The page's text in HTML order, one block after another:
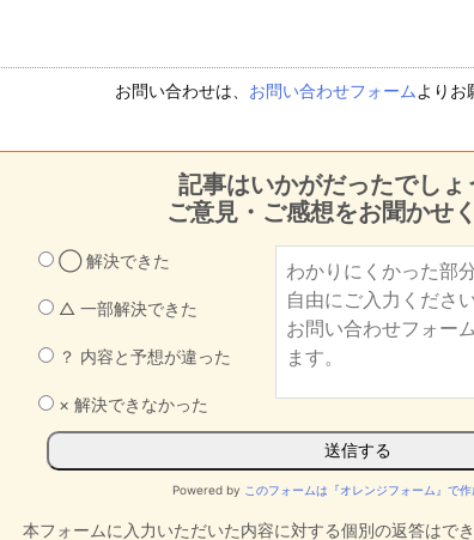
お問い合わせは、 お問い合わせフォーム よりお
記事はいかがだったでしょ
ご意見・ご感想をお聞かせ
◯ 解決できた
△ 一部解決できた
？ 内容と予想が違った
× 解決できなかった
Powered by このフォームは『オレンジフォーム』で
本フォームに入力いただいた内容に対する個別の返答はで